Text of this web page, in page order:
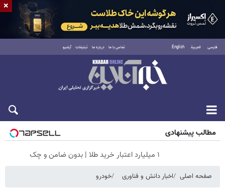
فارسی العربية English تماس با ما درباره ما تبلیغات آرشیو
جمعه ۱۶ مرداد ۱۴۰۵
مطالب پیشنهادی
۱ میلیارد اعتبار خرید طلا | بدون ضامن و چک
صفحه اصلی اخبار دانش و فناوری خودرو
×